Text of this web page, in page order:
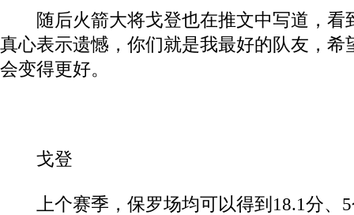
随后火箭大将戈登也在推文中写道，看
真心表示遗憾，你们就是我最好的队友，希
会变得更好。
戈登
上个赛季，保罗场均可以得到18.1分、5